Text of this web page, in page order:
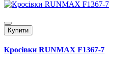
Купити
Кросівки RUNMAX F1367-7